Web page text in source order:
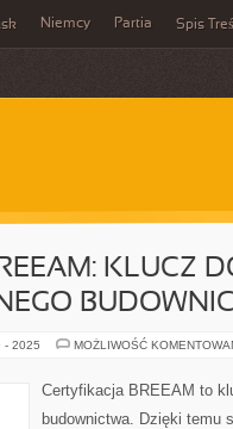
Niemcy Partia Spis
KLUCZ
- 2025 MOŻLIWOŚĆ
Certyfikacja BREEAM to
budownictwa. Dzięki temu